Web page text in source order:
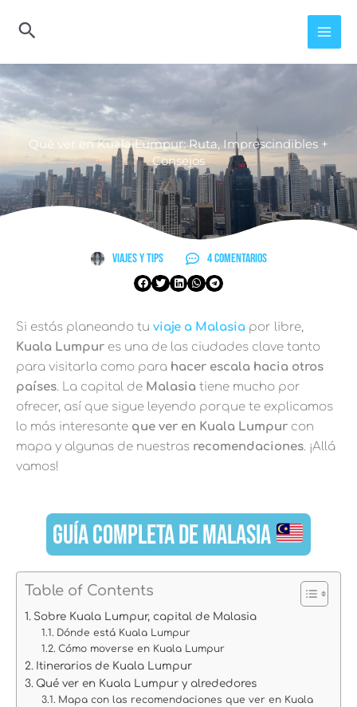
Qué ver en Kuala Lumpur: Ruta, Imprescindibles +
Consejos
Viajes y Tips 4 comentarios
Si estás planeando tu viaje a Malasia por libre,
Kuala Lumpur es una de las ciudades clave tanto
para visitarla como para hacer escala hacia otros
países. La capital de Malasia tiene mucho por
ofrecer, así que sigue leyendo porque te explicamos
lo más interesante que ver en Kuala Lumpur con
mapa y algunas de nuestras recomendaciones. ¡Allá
vamos!
GUÍA COMPLETA DE MALASIA
Table of Contents
Sobre Kuala Lumpur, capital de Malasia
Dónde está Kuala Lumpur
Cómo moverse en Kuala Lumpur
Itinerarios de Kuala Lumpur
Qué ver en Kuala Lumpur y alrededores
Mapa con las recomendaciones que ver en Kuala